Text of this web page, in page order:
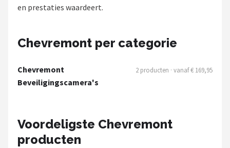
Reolink
EZVIZ
TP-Link
Teceye
en prestaties waardeert.
Chevremont per categorie
Chevremont
Beveiligingscamera's
2 producten · vanaf € 169,95
Voordeligste Chevremont
producten